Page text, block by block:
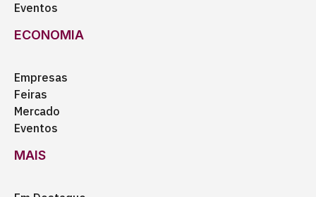
Eventos
ECONOMIA
Empresas
Feiras
Mercado
Eventos
MAIS